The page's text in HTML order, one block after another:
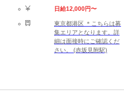
日給12,000円〜
東京都港区 ＊こちらは募
集エリアとなります。詳
細は面接時にご確認くだ
さい。 (赤坂見附駅)